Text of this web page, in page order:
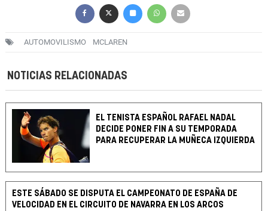
AUTOMOVILISMO MCLAREN
NOTICIAS RELACIONADAS
EL TENISTA ESPAÑOL RAFAEL NADAL
DECIDE PONER FIN A SU TEMPORADA
PARA RECUPERAR LA MUÑECA IZQUIERDA
ESTE SÁBADO SE DISPUTA EL CAMPEONATO DE ESPAÑA DE
VELOCIDAD EN EL CIRCUITO DE NAVARRA EN LOS ARCOS